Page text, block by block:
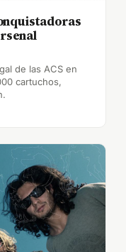
de las ACS en
cartuchos,